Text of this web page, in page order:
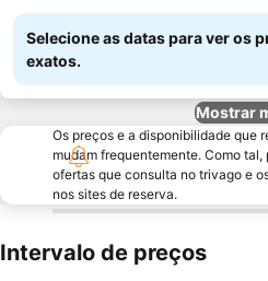
Selecione as datas para ver os
exatos.
Mostrar
Os preços e a disponibilidade que
mudam frequentemente. Como
ofertas que consulta no trivago e
nos sites de reserva.
Intervalo de preços